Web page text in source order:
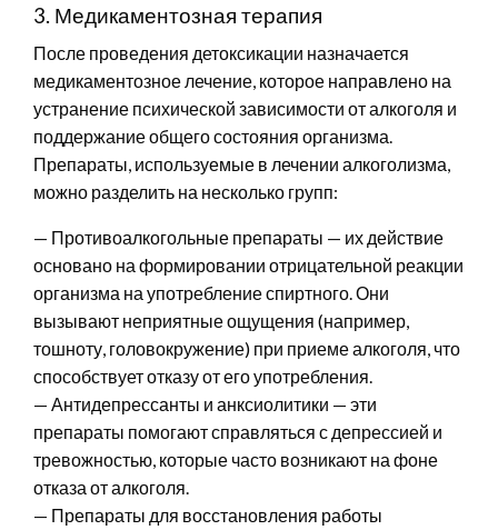
3. Медикаментозная терапия
После проведения детоксикации назначается
медикаментозное лечение, которое направлено на
устранение психической зависимости от алкоголя и
поддержание общего состояния организма.
Препараты, используемые в лечении алкоголизма,
можно разделить на несколько групп:
— Противоалкогольные препараты — их действие
основано на формировании отрицательной реакции
организма на употребление спиртного. Они
вызывают неприятные ощущения (например,
тошноту, головокружение) при приеме алкоголя, что
способствует отказу от его употребления.
— Антидепрессанты и анксиолитики — эти
препараты помогают справляться с депрессией и
тревожностью, которые часто возникают на фоне
отказа от алкоголя.
— Препараты для восстановления работы